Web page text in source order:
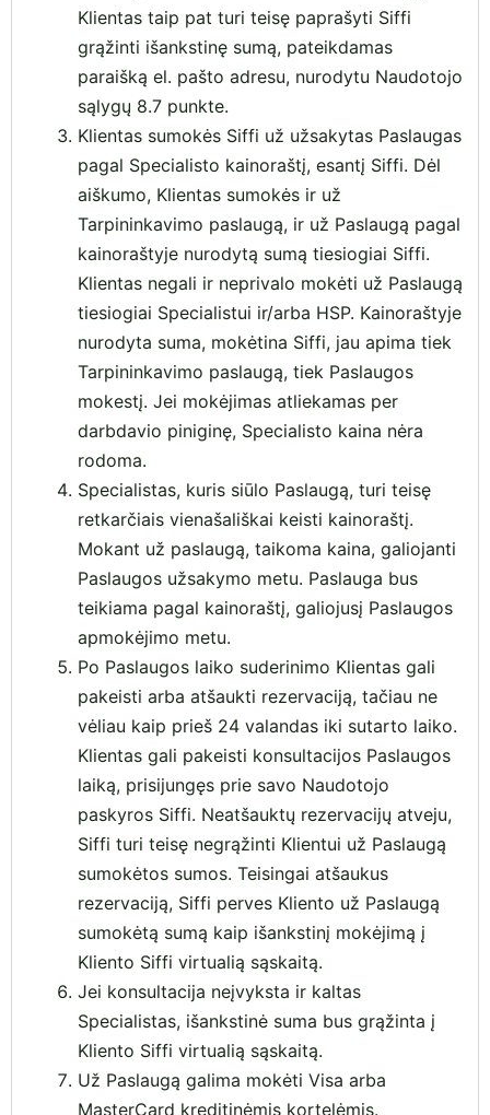
Klientas taip pat turi teisę paprašyti Siffi
grąžinti išankstinę sumą, pateikdamas
paraišką el. pašto adresu, nurodytu Naudotojo
sąlygų 8.7 punkte.
Klientas sumokės Siffi už užsakytas Paslaugas
pagal Specialisto kainoraštį, esantį Siffi. Dėl
aiškumo, Klientas sumokės ir už
Tarpininkavimo paslaugą, ir už Paslaugą pagal
kainoraštyje nurodytą sumą tiesiogiai Siffi.
Klientas negali ir neprivalo mokėti už Paslaugą
tiesiogiai Specialistui ir/arba HSP. Kainoraštyje
nurodyta suma, mokėtina Siffi, jau apima tiek
Tarpininkavimo paslaugą, tiek Paslaugos
mokestį. Jei mokėjimas atliekamas per
darbdavio piniginę, Specialisto kaina nėra
rodoma.
Specialistas, kuris siūlo Paslaugą, turi teisę
retkarčiais vienašališkai keisti kainoraštį.
Mokant už paslaugą, taikoma kaina, galiojanti
Paslaugos užsakymo metu. Paslauga bus
teikiama pagal kainoraštį, galiojusį Paslaugos
apmokėjimo metu.
Po Paslaugos laiko suderinimo Klientas gali
pakeisti arba atšaukti rezervaciją, tačiau ne
vėliau kaip prieš 24 valandas iki sutarto laiko.
Klientas gali pakeisti konsultacijos Paslaugos
laiką, prisijungęs prie savo Naudotojo
paskyros Siffi. Neatšauktų rezervacijų atveju,
Siffi turi teisę negrąžinti Klientui už Paslaugą
sumokėtos sumos. Teisingai atšaukus
rezervaciją, Siffi perves Kliento už Paslaugą
sumokėtą sumą kaip išankstinį mokėjimą į
Kliento Siffi virtualią sąskaitą.
Jei konsultacija neįvyksta ir kaltas
Specialistas, išankstinė suma bus grąžinta į
Kliento Siffi virtualią sąskaitą.
Už Paslaugą galima mokėti Visa arba
MasterCard kreditinėmis kortelėmis.